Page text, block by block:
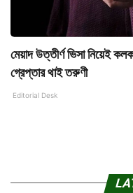
মেয়াদ উত্তীর্ণ ভিসা নিয়েই
গ্রেপ্তার থাই তরুণী
Editorial Desk